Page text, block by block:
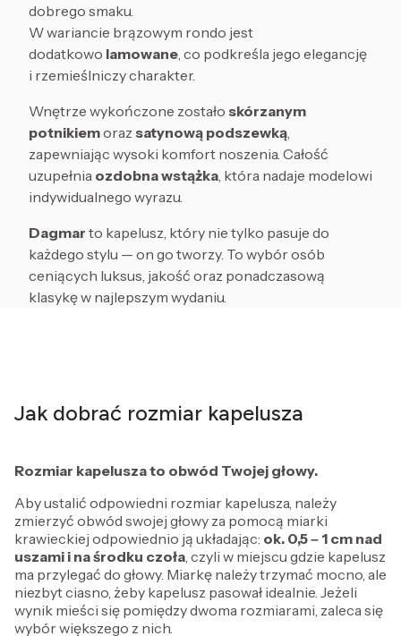
dobrego smaku.
W wariancie brązowym rondo jest
dodatkowo lamowane , co podkreśla jego elegancję
i rzemieślniczy charakter.
Wnętrze wykończone zostało skórzanym
potnikiemoraz satynową podszewką
zapewniając wysoki komfort noszenia. Całość
uzupełnia ozdobna wstążka , która nadaje modelowi
indywidualnego wyrazu.
Dagmar to kapelusz, który nie tylko pasuje do
każdego stylu — on go tworzy. To wybór osób
ceniących luksus, jakość oraz ponadczasową
klasykę w najlepszym wydaniu.
Jak dobrać rozmiar kapelusza
Rozmiar kapelusza to obwód Twojej głowy.
Aby ustalić odpowiedni rozmiar kapelusza, należy
zmierzyć obwód swojej głowy za pomocą miarki
krawieckiej odpowiednio ją układając: ok. 0,5 – 1 cm nad
uszami i na środku czoła , czyli w miejscu gdzie kapelusz
ma przylegać do głowy. Miarkę należy trzymać mocno, ale
niezbyt ciasno, żeby kapelusz pasował idealnie. Jeżeli
wynik mieści się pomiędzy dwoma rozmiarami, zaleca się
wybór większego z nich.